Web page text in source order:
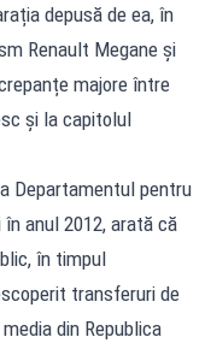
depusă de ea, în
Renault Megane și
majore între
și la capitolul
Departamentul pentru
anul 2012, arată că
în timpul
transferuri de
din Republica